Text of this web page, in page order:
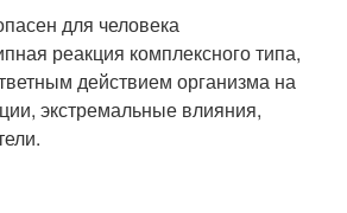
для человека
реакция комплексного типа,
действием организма на
экстремальные влияния,